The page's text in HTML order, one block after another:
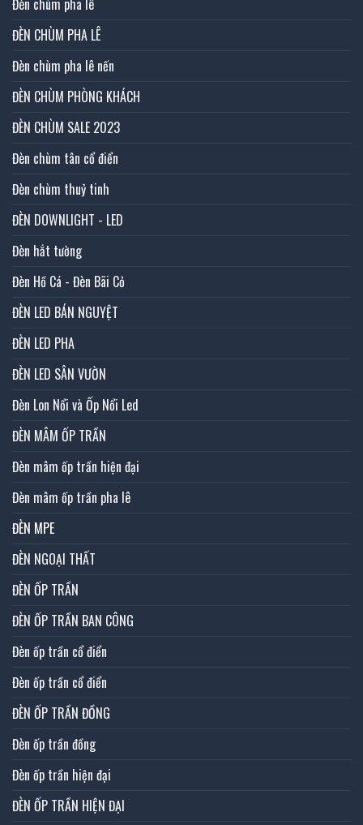
Đèn chùm pha lê
ĐÈN CHÙM PHA LÊ
Đèn chùm pha lê nến
ĐÈN CHÙM PHÒNG KHÁCH
ĐÈN CHÙM SALE 2023
Đèn chùm tân cổ điển
Đèn chùm thuỷ tinh
ĐÈN DOWNLIGHT - LED
Đèn hắt tường
Đèn Hồ Cá - Đèn Bãi Cỏ
ĐÈN LED BÁN NGUYỆT
ĐÈN LED PHA
ĐÈN LED SÂN VƯỜN
Đèn Lon Nổi và Ốp Nổi Led
ĐÈN MÂM ỐP TRẦN
Đèn mâm ốp trần hiện đại
Đèn mâm ốp trần pha lê
ĐÈN MPE
ĐÈN NGOẠI THẤT
ĐÈN ỐP TRẦN
ĐÈN ỐP TRẦN BAN CÔNG
Đèn ốp trần cổ điển
Đèn ốp trần cổ điển
ĐÈN ỐP TRẦN ĐỒNG
Đèn ốp trần đồng
Đèn ốp trần hiện đại
ĐÈN ỐP TRẦN HIỆN ĐẠI